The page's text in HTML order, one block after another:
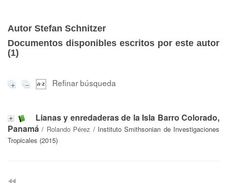
Autor Stefan Schnitzer
Documentos disponibles escritos por este autor
(1)
Refinar búsqueda
Lianas y enredaderas de la Isla Barro Colorado,
Panamá / Rolando Pérez / Instituto Smithsonian de Investigaciones
Tropicales (2015)